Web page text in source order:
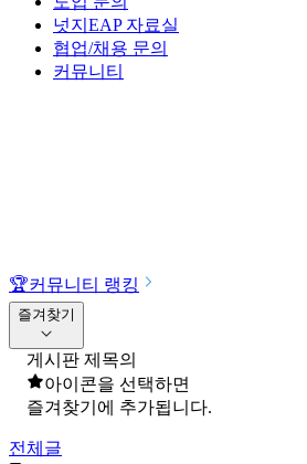
넛지EAP 자료실
협업/채용 문의
커뮤니티
🏆커뮤니티 랭킹
즐겨찾기
게시판 제목의
아이콘을 선택하면
즐겨찾기에 추가됩니다.
전체글